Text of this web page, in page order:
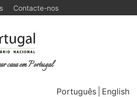
Contacte-nos
casa em Portugal
Português English